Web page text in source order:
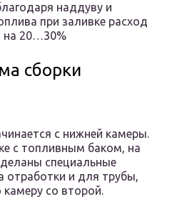
наддуву и
при заливке расход
на 20…30%
сборки
с нижней камеры.
с топливным баком, на
специальные
отработки и для трубы,
со второй.